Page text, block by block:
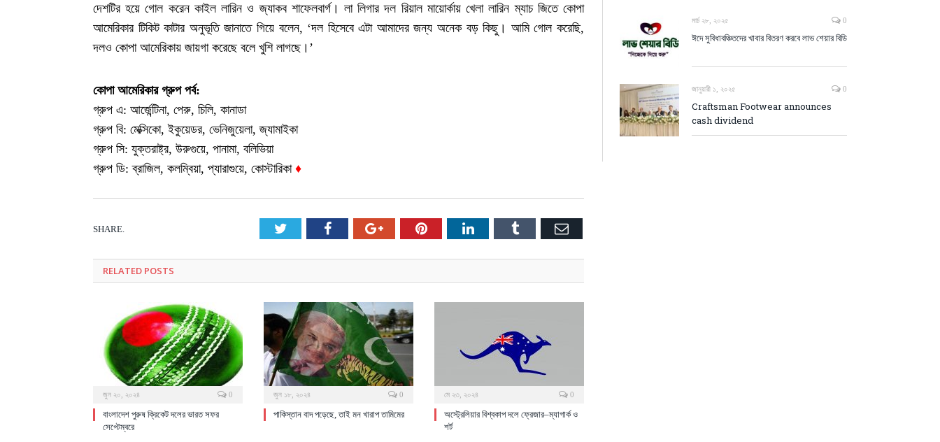
দেশটির হয়ে গোল করেন কাইল লারিন ও জ্যাকব শাফেলবার্গ। লা লিগার দল রিয়াল মায়োর্কায় খেলা লারিন ম্যাচ জিতে কোপা
আমেরিকার টিকিট কাটার অনুভূতি জানাতে গিয়ে বলেন, ‘দল হিসেবে এটা আমাদের জন্য অনেক বড় কিছু। আমি গোল করেছি,
দলও কোপা আমেরিকায় জায়গা করেছে বলে খুশি লাগছে।’
কোপা আমেরিকার গ্রুপ পর্ব:
গ্রুপ এ: আর্জেন্টিনা, পেরু, চিলি, কানাডা
গ্রুপ বি: মেক্সিকো, ইকুয়েডর, ভেনিজুয়েলা, জ্যামাইকা
গ্রুপ সি: যুক্তরাষ্ট্র, উরুগুয়ে, পানামা, বলিভিয়া
গ্রুপ ডি: ব্রাজিল, কলম্বিয়া, প্যারাগুয়ে, কোস্টারিকা ♦
SHARE. Twitter FacebookGoogle+PinterestLinkedInTumblr Email
RELATED POSTS
জুন ২০, ২০২৪ 0
বাংলাদেশ পুরুষ ক্রিকেট দলের ভারত সফর
সেপ্টেম্বরে
জুন ১৮, ২০২৪ 0
পাকিস্তান বাদ পড়েছে, তাই মন খারাপ তামিমের
মে ২৩, ২০২৪ 0
অস্ট্রেলিয়ার বিশ্বকাপ দলে ফ্রেজার–ম্যাগার্ক ও
শর্ট
মার্চ ২৮, ২০২৫ 0
ঈদে সুবিধাবঞ্চিতদের খাবার বিতরণ করবে লাভ শেয়ার বিডি
জানুয়ারী ১, ২০২৫ 0
Craftsman Footwear announces
cash dividend